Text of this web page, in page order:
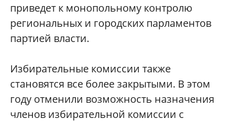
приведет к монопольному контролю
региональных и городских парламентов
партией власти.
Избирательные комиссии также
становятся все более закрытыми. В этом
году отменили возможность назначения
членов избирательной комиссии с